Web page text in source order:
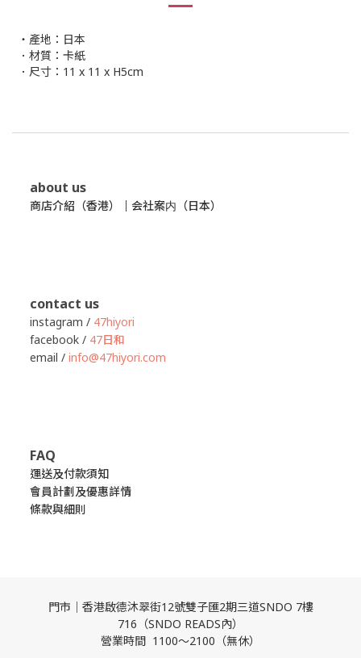
・產地：日本
．材質：卡紙
．尺寸：11 x 11 x H5cm
about us
商店介紹（香港） 会社案内（日本）
contact us
instagram / 47hiyori
facebook / 47日和
email / info@47hiyori.com
FAQ
運送及付款須知
會員計劃及優惠詳情
條款與細則
門市｜香港啟德沐翠街12號雙子匯2期三道SNDO 7樓
716（SNDO READS內）
營業時間 1100～2100（無休）